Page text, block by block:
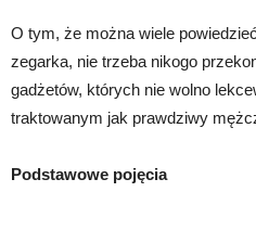
O tym, że można wiele
zegarka, nie trzeba nikogo
gadżetów, których nie wolno
traktowanym jak prawdziwy
Podstawowe pojęcia